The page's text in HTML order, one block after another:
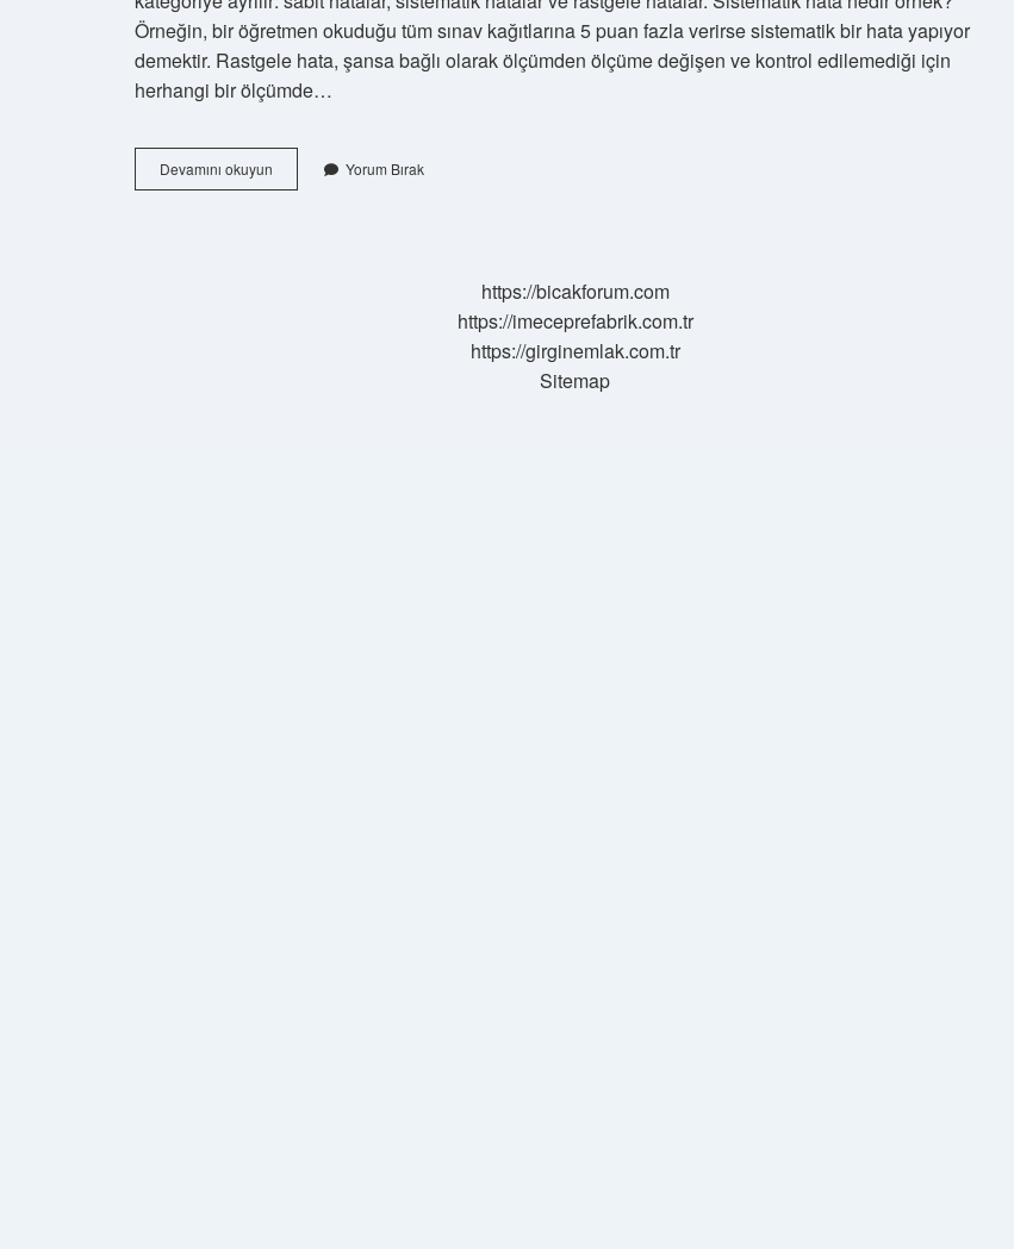
Örneğin, bir öğretmen okuduğu tüm sınav kağıtlarına 5 puan fazla verirse sistematik bir hata yapıyor
demektir. Rastgele hata, şansa bağlı olarak ölçümden ölçüme değişen ve kontrol edilemediği için
herhangi bir ölçümde…
Devamını okuyun
Hatalar
Yorum Bırak
https://bicakforum.com
https://imeceprefabrik.com.tr
https://girginemlak.com.tr
Sitemap